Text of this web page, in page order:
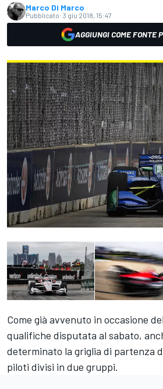
Marco Di Marco
Pubblicato: 3 giu 2018, 15:47
AGGIUNGI COME FONTE
Come già avvenuto in occasione
qualifiche disputata al sabato,
determinato la griglia di partenza
piloti divisi in due gruppi.